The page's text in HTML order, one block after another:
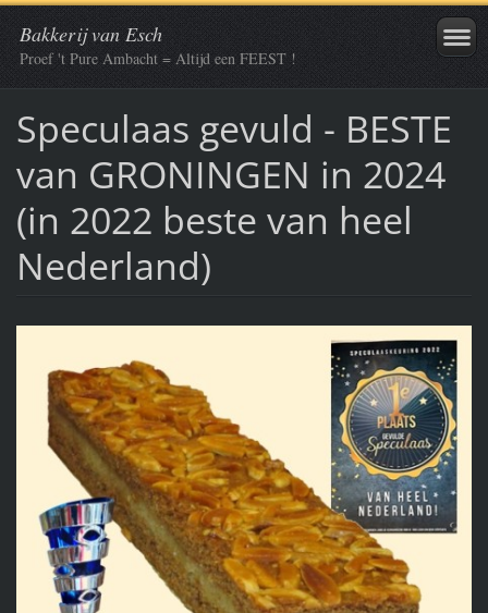
Bakkerij van Esch
Proef 't Pure Ambacht = Altijd een FEEST !
Speculaas gevuld - BESTE
van GRONINGEN in 2024
(in 2022 beste van heel
Nederland)